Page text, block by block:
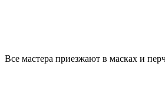
Все мастера приезжают в масках и